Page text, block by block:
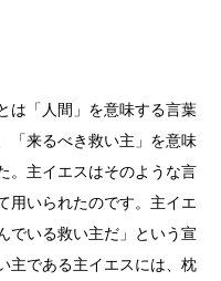
は「人間」を意味する言葉
「来るべき救い主」を意味
。主イエスはそのような言
用いられたのです。主イエ
でいる救い主だ」という宣
主である主イエスには、枕